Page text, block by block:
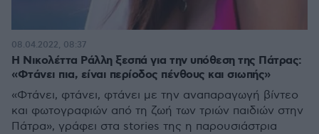
Η Νικολέττα Ράλλη ξεσπά για την υπόθεση της Πάτρας:
«Φτάνει πια, είναι περίοδος πένθους και σιωπής»
«Φτάνει, φτάνει, φτάνει με την αναπαραγωγή βίντεο
και φωτογραφιών από τη ζωή των τριών παιδιών στην
Πάτρα», γράφει στα stories της η παρουσιάστρια
08.04.2022, 08:37